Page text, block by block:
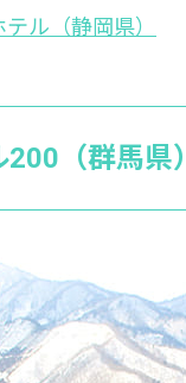
ル（静岡県）
（群馬県）